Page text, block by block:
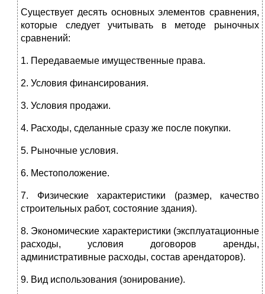
Существует десять основных элементов сравнения,
которые следует учитывать в методе рыночных
сравнений:
1. Передаваемые имущественные права.
2. Условия финансирования.
3. Условия продажи.
4. Расходы, сделанные сразу же после покупки.
5. Рыночные условия.
6. Местоположение.
7. Физические характеристики (размер, качество
строительных работ, состояние здания).
8. Экономические характеристики (эксплуатационные
расходы, условия договоров аренды,
административные расходы, состав арендаторов).
9. Вид использования (зонирование).